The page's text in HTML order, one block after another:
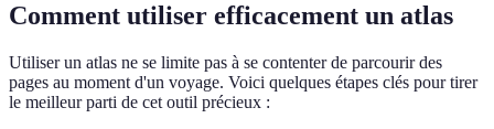
Comment utiliser efficacement un atlas
Utiliser un atlas ne se limite pas à se contenter de parcourir des
pages au moment d'un voyage. Voici quelques étapes clés pour tirer
le meilleur parti de cet outil précieux :